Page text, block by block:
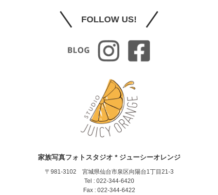
FOLLOW US!
家族写真フォトスタジオ * ジューシーオレンジ
〒981-3102 宮城県仙台市泉区向陽台1丁目21-3
Tel : 022-344-6420
Fax : 022-344-6422